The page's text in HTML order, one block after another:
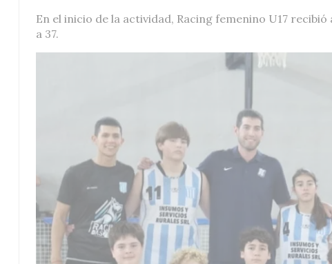
En el inicio de la actividad, Racing femenino U17
a 37.